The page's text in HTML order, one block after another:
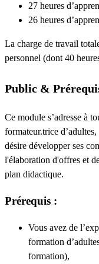
27 heures
26 heures
La charge de travail
personnel (dont 40
Public &
Ce module s’adresse à
formateur.trice
désire développer ses
l'élaboration d'offres et
plan didactique.
Prérequis :
Vous avez de
formation
formation),